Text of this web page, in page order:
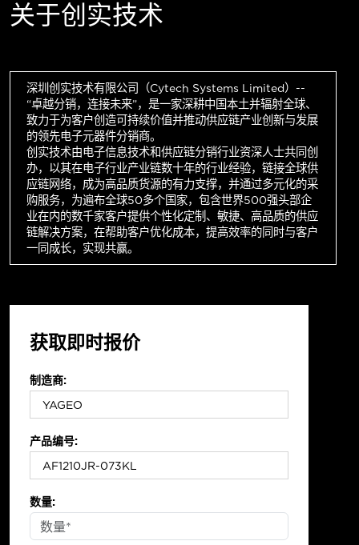
关于创实技术
深圳创实技术有限公司（Cytech Systems Limited）--
“卓越分销，连接未来”，是一家深耕中国本土并辐射全球、
致力于为客户创造可持续价值并推动供应链产业创新与发展
的领先电子元器件分销商。
创实技术由电子信息技术和供应链分销行业资深人士共同创
办，以其在电子行业产业链数十年的行业经验，链接全球供
应链网络，成为高品质货源的有力支撑，并通过多元化的采
购服务，为遍布全球50多个国家，包含世界500强头部企
业在内的数千家客户提供个性化定制、敏捷、高品质的供应
链解决方案，在帮助客户优化成本，提高效率的同时与客户
一同成长，实现共赢。
获取即时报价
制造商:
产品编号:
数量: